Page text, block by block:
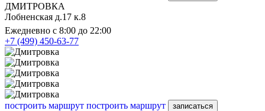
ДМИТРОВКА
Лобненская д.17 к.8
Ежедневно с 8:00 до 22:00
+7 (499) 450-63-77
построить маршрут построить маршрут записаться